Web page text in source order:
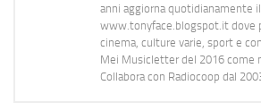
anni aggiorna quotidianamente
www.tonyface.blogspot.it dove
cinema, culture varie, sport e
Mei Musicletter del 2016 come
Collabora con Radiocoop dal